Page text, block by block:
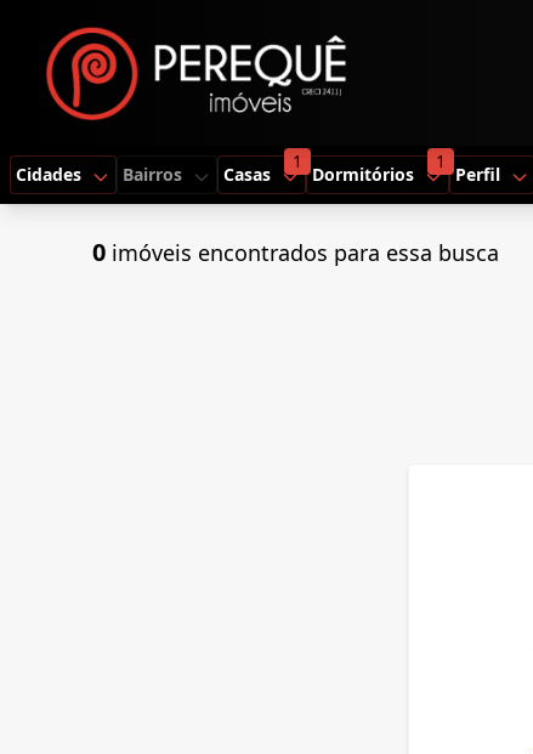
Cidades Bairros
1
Casas
1
Dormitórios Perfil
0 imóveis encontrados para essa busca